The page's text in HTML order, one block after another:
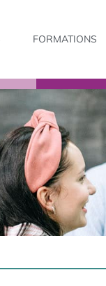
FORMATIONS